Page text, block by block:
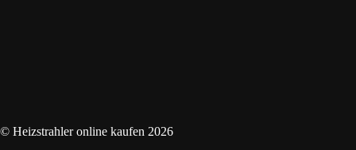
© Heizstrahler online kaufen 2026